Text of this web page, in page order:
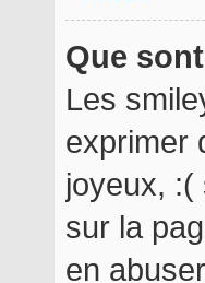
Que
Les
exprimer
joyeux, :(
sur la
en